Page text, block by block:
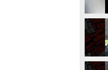
ballo di Rosalia, Giulia Stabile si è
lasciata andare a una confessione
altri. A volte è già dentro di noi".